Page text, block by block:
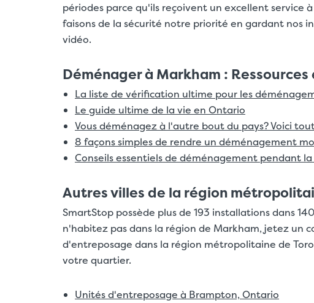
périodes parce qu'ils reçoivent un excellent service
faisons de la sécurité notre priorité en gardant nos
vidéo.
Déménager à Markham :
La liste de vérification ultime pour les
Le guide ultime de la vie en Ontario
Vous déménagez à l'autre bout du pays? Voici
8 façons simples de rendre un déménagement
Conseils essentiels de déménagement pendant
Autres villes de la région
SmartStop possède plus de 193 installations dans
n'habitez pas dans la région de Markham, jetez un
d'entreposage dans la région métropolitaine de
votre quartier.
Unités d'entreposage à Brampton, Ontario